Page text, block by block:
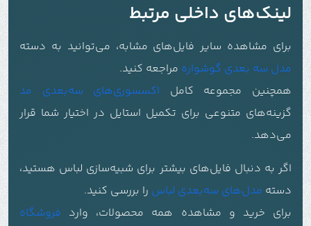
لینک‌های داخلی مرتبط
برای مشاهده سایر فایل‌های مشابه، می‌توانید به دسته
مدل سه بعدی گوشواره مراجعه کنید.
همچنین مجموعه کامل اکسسوری‌های سه‌بعدی مد
گزینه‌های متنوعی برای تکمیل استایل در اختیار شما قرار
می‌دهد.
اگر به دنبال فایل‌های بیشتر برای شبیه‌سازی لباس هستید،
دسته مدل‌های سه‌بعدی لباس را بررسی کنید.
برای خرید و مشاهده همه محصولات، وارد فروشگاه